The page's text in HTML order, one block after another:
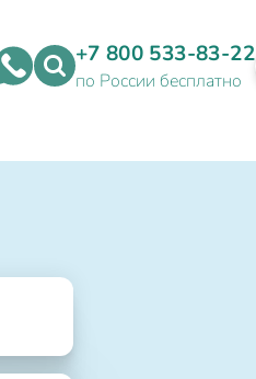
+7 800 533-83-22
по России бесплатно